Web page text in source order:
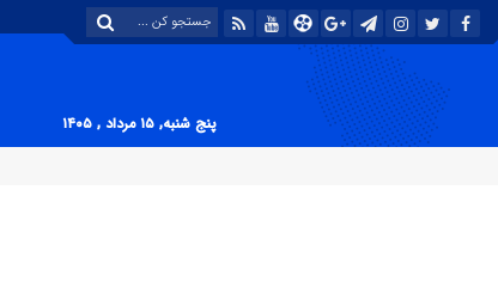
پنج شنبه, ۱۵ مرداد , ۱۴۰۵